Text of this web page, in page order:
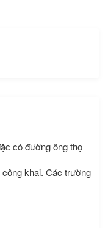
có đường ông thọ
khai. Các trường